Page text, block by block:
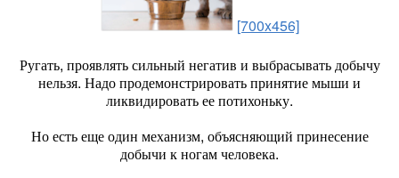
[700x456]
Ругать, проявлять сильный негатив и выбрасывать добычу
нельзя. Надо продемонстрировать принятие мыши и
ликвидировать ее потихоньку.
Но есть еще один механизм, объясняющий принесение
добычи к ногам человека.